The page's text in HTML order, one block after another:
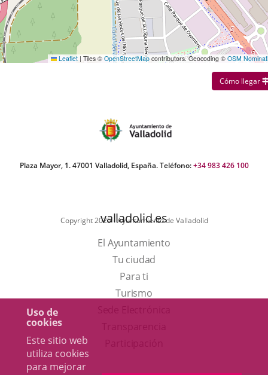
Uso de
cookies
Este sitio web
utiliza cookies
para mejorar
Leaflet | Tiles © OpenStreetMap contributors. Geocoding © OSM
Cómo llegar
Plaza Mayor, 1. 47001 Valladolid, España. Teléfono:+34 983 426 100
Copyright 2025 - Ayuntamiento de Valladolid
valladolid.es
El Ayuntamiento
Tu ciudad
Para ti
TurismoEste